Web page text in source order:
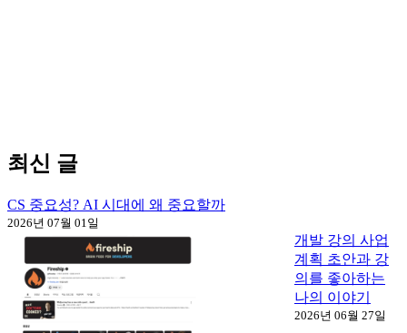
최신 글
CS 중요성? AI 시대에 왜 중요할까
2026년 07월 01일
개발 강의 사업
계획 초안과 강
의를 좋아하는
나의 이야기
2026년 06월 27일